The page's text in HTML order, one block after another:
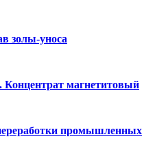
золы-уноса
Концентрат магнетитовый
промышленных